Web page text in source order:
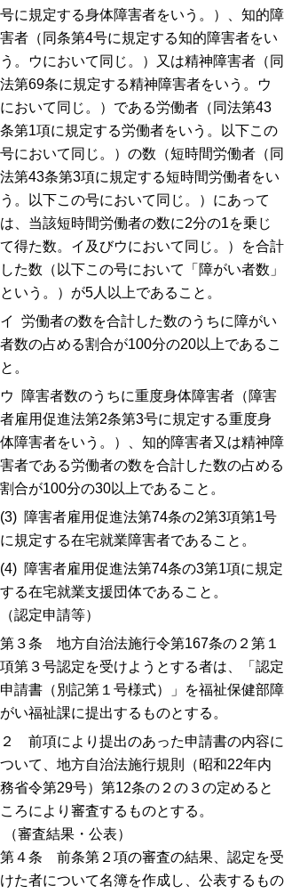
号に規定する身体障害者をいう。）、知的障
害者（同条第4号に規定する知的障害者をい
う。ウにおいて同じ。）又は精神障害者（同
法第69条に規定する精神障害者をいう。ウ
において同じ。）である労働者（同法第43
条第1項に規定する労働者をいう。以下この
号において同じ。）の数（短時間労働者（同
法第43条第3項に規定する短時間労働者をい
う。以下この号において同じ。）にあって
は、当該短時間労働者の数に2分の1を乗じ
て得た数。イ及びウにおいて同じ。）を合計
した数（以下この号において「障がい者数」
という。）が5人以上であること。
イ 労働者の数を合計した数のうちに障がい
者数の占める割合が100分の20以上であるこ
と。
ウ 障害者数のうちに重度身体障害者（障害
者雇用促進法第2条第3号に規定する重度身
体障害者をいう。）、知的障害者又は精神障
害者である労働者の数を合計した数の占める
割合が100分の30以上であること。
(3) 障害者雇用促進法第74条の2第3項第1号
に規定する在宅就業障害者であること。
(4) 障害者雇用促進法第74条の3第1項に規定
する在宅就業支援団体であること。
（認定申請等）
第３条 地方自治法施行令第167条の２第１
項第３号認定を受けようとする者は、「認定
申請書（別記第１号様式）」を福祉保健部障
がい福祉課に提出するものとする。
２ 前項により提出のあった申請書の内容に
ついて、地方自治法施行規則（昭和22年内
務省令第29号）第12条の２の３の定めると
ころにより審査するものとする。
（審査結果・公表）
第４条 前条第２項の審査の結果、認定を受
けた者について名簿を作成し、公表するもの